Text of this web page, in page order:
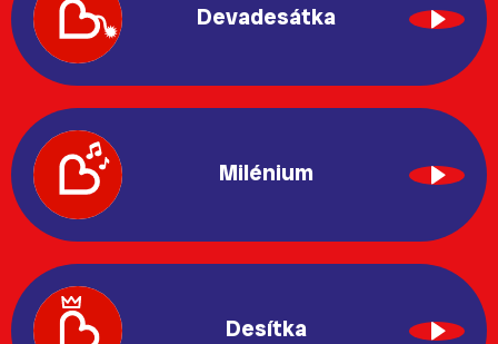
Devadesátka
Milénium
Desítka